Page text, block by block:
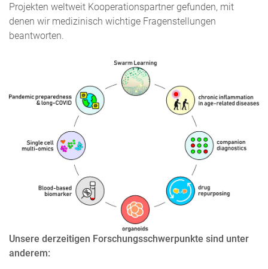
Projekten weltweit Kooperationspartner gefunden, mit
denen wir medizinisch wichtige Fragenstellungen
beantworten.
Unsere derzeitigen Forschungsschwerpunkte sind unter
anderem: